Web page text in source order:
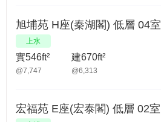
上水
旭埔苑 H座(秦湖閣) 低層 04室
實546ft²
@7,747
建670ft²
@6,313
宏福苑 E座(宏泰閣) 低層 02室